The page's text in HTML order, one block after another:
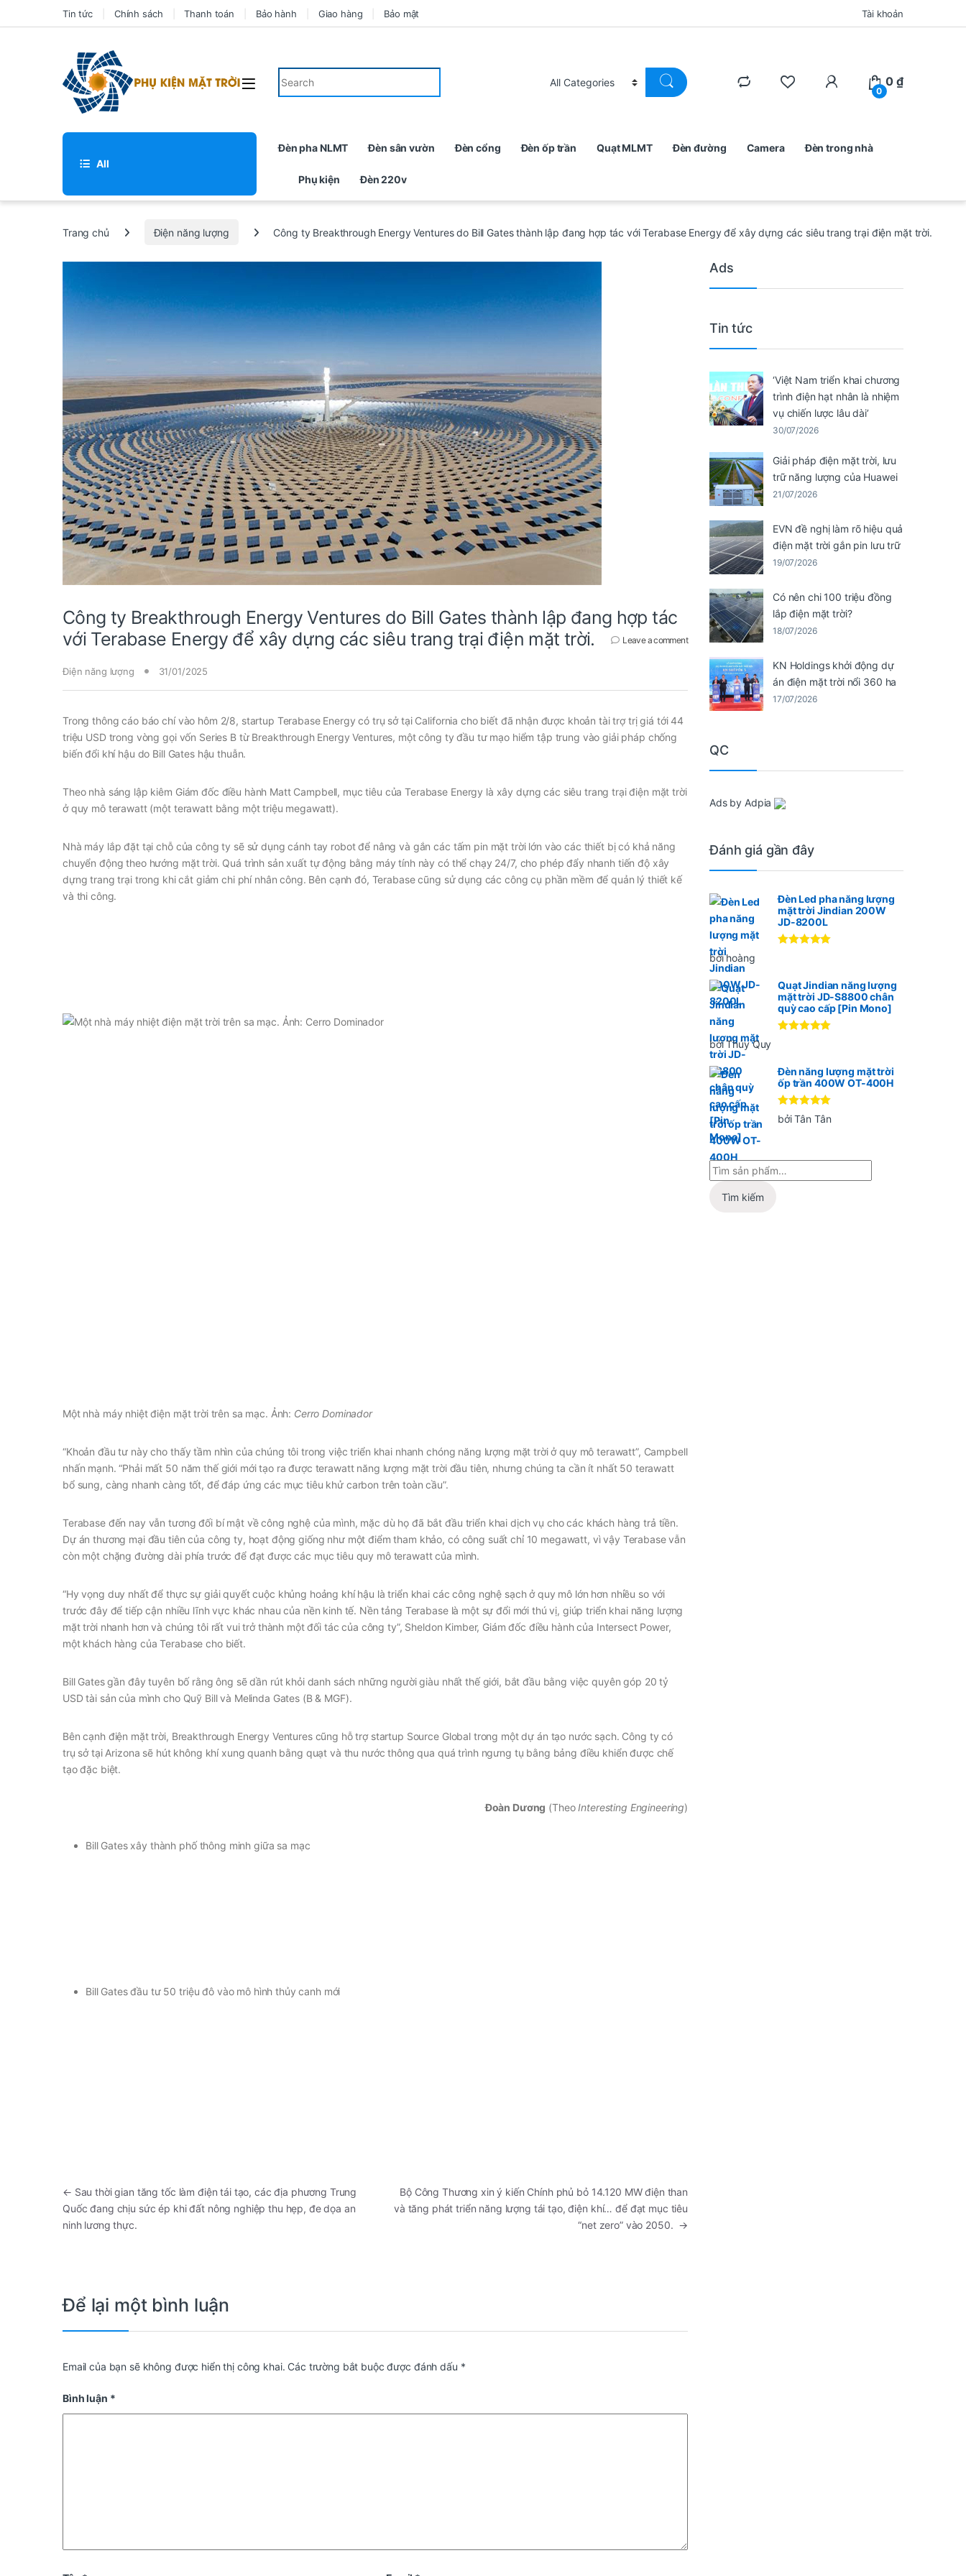
Tin tức Chính sách Thanh toán Bảo hành Giao hàng Bảo mật Tài khoản
0
0₫
All
Đèn pha NLMT Đèn sân vườn Đèn cổng Đèn ốp trần Quạt MLMT Đèn đường Camera Đèn trong nhà
Phụ kiện Đèn 220v
Trang chủ Điện năng lượng Công ty Breakthrough Energy Ventures do Bill Gates thành lập đang hợp tác với Terabase Energy để xây dựng các siêu trang trại điện mặt trời.
Công ty Breakthrough Energy Ventures do Bill Gates thành lập đang hợp tác
với Terabase Energy để xây dựng các siêu trang trại điện mặt trời.
Leave a comment
Điện năng lượng 31/01/2025
Trong thông cáo báo chí vào hôm 2/8, startup Terabase Energy có trụ sở tại California cho biết đã nhận được khoản tài trợ trị giá tới 44
triệu USD trong vòng gọi vốn Series B từ Breakthrough Energy Ventures, một công ty đầu tư mạo hiểm tập trung vào giải pháp chống
biến đổi khí hậu do Bill Gates hậu thuẫn.
Theo nhà sáng lập kiêm Giám đốc điều hành Matt Campbell, mục tiêu của Terabase Energy là xây dựng các siêu trang trại điện mặt trời
ở quy mô terawatt (một terawatt bằng một triệu megawatt).
Nhà máy lắp đặt tại chỗ của công ty sẽ sử dụng cánh tay robot để nâng và gắn các tấm pin mặt trời lớn vào các thiết bị có khả năng
chuyển động theo hướng mặt trời. Quá trình sản xuất tự động bằng máy tính này có thể chạy 24/7, cho phép đẩy nhanh tiến độ xây
dựng trang trại trong khi cắt giảm chi phí nhân công. Bên cạnh đó, Terabase cũng sử dụng các công cụ phần mềm để quản lý thiết kế
và thi công.
Một nhà máy nhiệt điện mặt trời trên sa mạc. Ảnh: Cerro Dominador
“Khoản đầu tư này cho thấy tầm nhìn của chúng tôi trong việc triển khai nhanh chóng năng lượng mặt trời ở quy mô terawatt”, Campbell
nhấn mạnh. “Phải mất 50 năm thế giới mới tạo ra được terawatt năng lượng mặt trời đầu tiên, nhưng chúng ta cần ít nhất 50 terawatt
bổ sung, càng nhanh càng tốt, để đáp ứng các mục tiêu khử carbon trên toàn cầu”.
Terabase đến nay vẫn tương đối bí mật về công nghệ của mình, mặc dù họ đã bắt đầu triển khai dịch vụ cho các khách hàng trả tiền.
Dự án thương mại đầu tiên của công ty, hoạt động giống như một điểm tham khảo, có công suất chỉ 10 megawatt, vì vậy Terabase vẫn
còn một chặng đường dài phía trước để đạt được các mục tiêu quy mô terawatt của mình.
“Hy vọng duy nhất để thực sự giải quyết cuộc khủng hoảng khí hậu là triển khai các công nghệ sạch ở quy mô lớn hơn nhiều so với
trước đây để tiếp cận nhiều lĩnh vực khác nhau của nền kinh tế. Nền tảng Terabase là một sự đổi mới thú vị, giúp triển khai năng lượng
mặt trời nhanh hơn và chúng tôi rất vui trở thành một đối tác của công ty”, Sheldon Kimber, Giám đốc điều hành của Intersect Power,
một khách hàng của Terabase cho biết.
Bill Gates gần đây tuyên bố rằng ông sẽ dần rút khỏi danh sách những người giàu nhất thế giới, bắt đầu bằng việc quyên góp 20 tỷ
USD tài sản của mình cho Quỹ Bill và Melinda Gates (B & MGF).
Bên cạnh điện mặt trời, Breakthrough Energy Ventures cũng hỗ trợ startup Source Global trong một dự án tạo nước sạch. Công ty có
trụ sở tại Arizona sẽ hút không khí xung quanh bằng quạt và thu nước thông qua quá trình ngưng tụ bằng bảng điều khiển được chế
tạo đặc biệt.
Đoàn Dương (Theo Interesting Engineering)
Bill Gates xây thành phố thông minh giữa sa mạc
Bill Gates đầu tư 50 triệu đô vào mô hình thủy canh mới
← Sau thời gian tăng tốc làm điện tái tạo, các địa phương Trung
Quốc đang chịu sức ép khi đất nông nghiệp thu hẹp, đe dọa an
ninh lương thực.
Bộ Công Thương xin ý kiến Chính phủ bỏ 14.120 MW điện than
và tăng phát triển năng lượng tái tạo, điện khí… để đạt mục tiêu
“net zero” vào 2050. →
Để lại một bình luận
Email của bạn sẽ không được hiển thị công khai. Các trường bắt buộc được đánh dấu *
Bình luận *
Ads
Tin tức
‘Việt Nam triển khai chương
trình điện hạt nhân là nhiệm
vụ chiến lược lâu dài’
30/07/2026
Giải pháp điện mặt trời, lưu
trữ năng lượng của Huawei
21/07/2026
EVN đề nghị làm rõ hiệu quả
điện mặt trời gắn pin lưu trữ
19/07/2026
Có nên chi 100 triệu đồng
lắp điện mặt trời?
18/07/2026
KN Holdings khởi động dự
án điện mặt trời nổi 360 ha
17/07/2026
QC
Ads by Adpia
Đánh giá gần đây
Đèn Led pha năng lượng
mặt trời Jindian 200W
JD-8200L
bởi hoàng
Quạt Jindian năng lượng
mặt trời JD-S8800 chân
quỳ cao cấp [Pin Mono]
bởi Thúy Quy
Đèn năng lượng mặt trời
ốp trần 400W OT-400H
Được xếp
hạng 55
bởi Tân Tân
Tìm kiếm